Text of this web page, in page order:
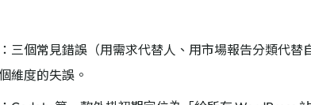
三個常見錯誤（用需求代替人、用市場報告分類代替
維度的失誤。